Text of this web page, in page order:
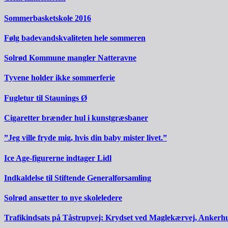
Sommerbasketskole 2016
Følg badevandskvaliteten hele sommeren
Solrød Kommune mangler Natteravne
Tyvene holder ikke sommerferie
Fugletur til Staunings Ø
Cigaretter brænder hul i kunstgræsbaner
”Jeg ville fryde mig, hvis din baby mister livet.”
Ice Age-figurerne indtager Lidl
Indkaldelse til Stiftende Generalforsamling
Solrød ansætter to nye skoleledere
Trafikindsats på Tåstrupvej: Krydset ved Maglekærvej,